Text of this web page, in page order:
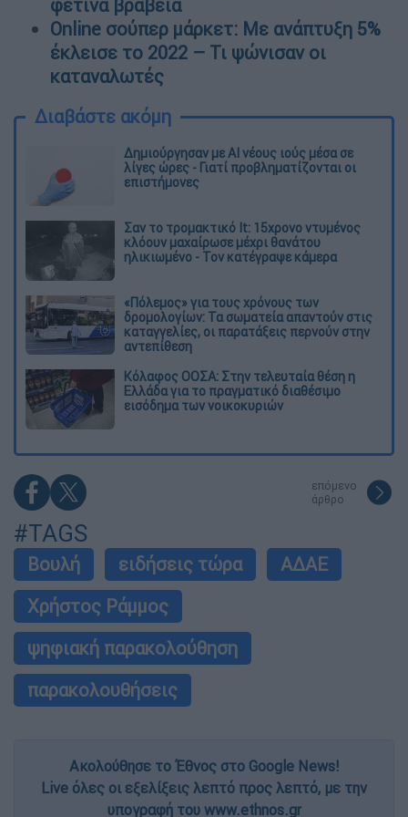
φετινά βραβεία
Online σούπερ μάρκετ: Με ανάπτυξη 5%
έκλεισε το 2022 – Τι ψώνισαν οι
καταναλωτές
Διαβάστε ακόμη
Δημιούργησαν με AI νέους ιούς μέσα σε
λίγες ώρες - Γιατί προβληματίζονται οι
επιστήμονες
Σαν το τρομακτικό It: 15χρονο ντυμένος
κλόουν μαχαίρωσε μέχρι θανάτου
ηλικιωμένο - Τον κατέγραψε κάμερα
«Πόλεμος» για τους χρόνους των
δρομολογίων: Τα σωματεία απαντούν στις
καταγγελίες, οι παρατάξεις περνούν στην
αντεπίθεση
Κόλαφος ΟΟΣΑ: Στην τελευταία θέση η
Ελλάδα για το πραγματικό διαθέσιμο
εισόδημα των νοικοκυριών
επόμενο
άρθρο
#TAGS
Βουλή ειδήσεις τώρα
ΑΔΑΕ
Χρήστος Ράμμος
ψηφιακή παρακολούθηση
παρακολουθήσεις
Ακολούθησε το Έθνος στο Google News!
Live όλες οι εξελίξεις λεπτό προς λεπτό, με την
υπογραφή του www.ethnos.gr